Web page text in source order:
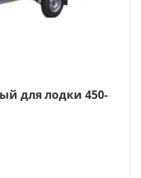
для лодки 450-